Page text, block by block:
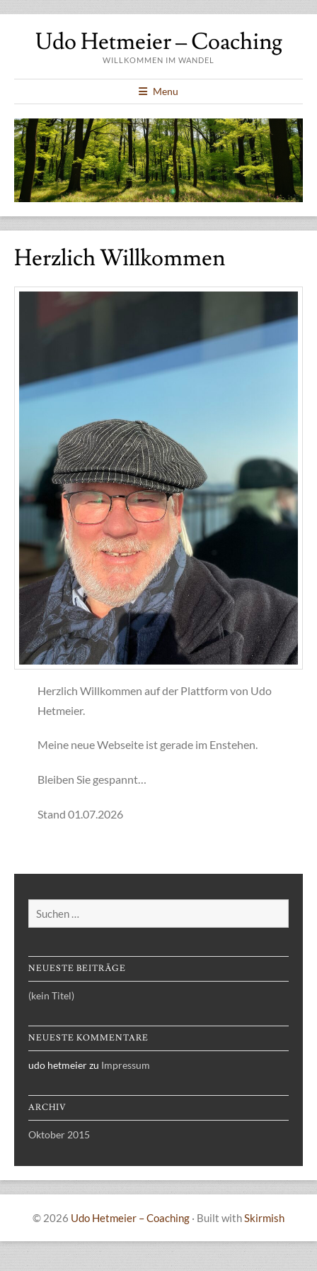
Udo Hetmeier – Coaching
WILLKOMMEN IM WANDEL
Menu
Herzlich Willkommen
Herzlich Willkommen auf der Plattform von Udo
Hetmeier.
Meine neue Webseite ist gerade im Enstehen.
Bleiben Sie gespannt…
Stand 01.07.2026
NEUESTE BEITRÄGE
(kein Titel)
NEUESTE KOMMENTARE
udo hetmeierzu Impressum
ARCHIV
Oktober 2015
© 2026 Udo Hetmeier – Coaching · Built withSkirmish